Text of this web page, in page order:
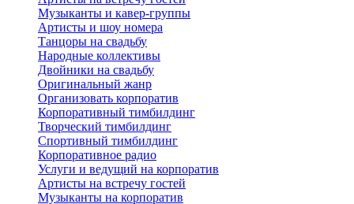
Музыканты и кавер-группы
Артисты и шоу номера
Танцоры на свадьбу
Народные коллективы
Двойники на свадьбу
Оригинальный жанр
Организовать корпоратив
Корпоративный тимбилдинг
Творческий тимбилдинг
Спортивный тимбилдинг
Корпоративное радио
Услуги и ведущий на корпоратив
Артисты на встречу гостей
Музыканты на корпоратив